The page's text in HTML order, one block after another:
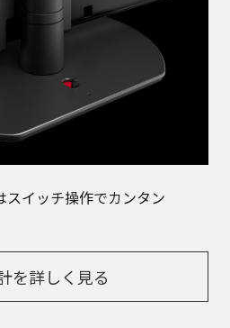
スイッチ操作でカンタン
を詳しく見る